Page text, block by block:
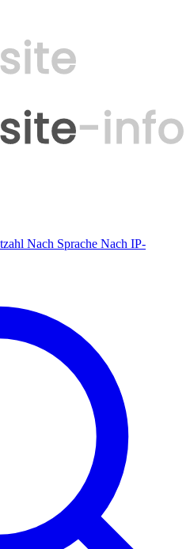
Nach Sprache Nach IP-